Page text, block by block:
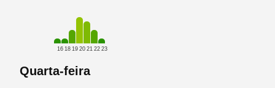
16 18 19 20 21 22 23
Quarta-feira